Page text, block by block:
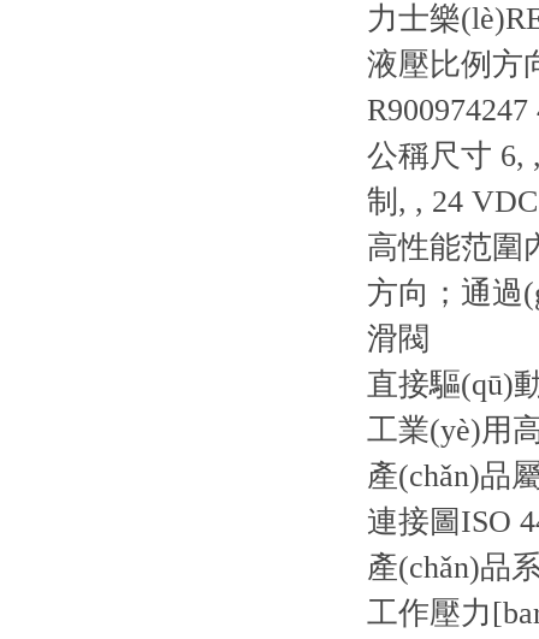
力士樂
液壓比例方
公稱尺寸 6,
制, , 24 VDC
高性能范圍
方向；通過
滑閥
直接驅(qū)
工業(yè)用
產(chǎn)品
連接圖ISO
產(chǎn)品
工作壓力